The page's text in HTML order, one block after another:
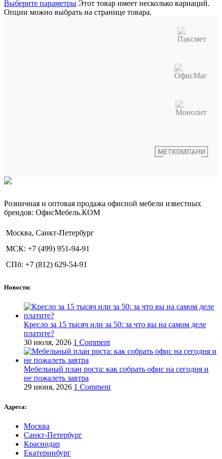
Выберите параметры Этот товар имеет несколько вариаций.
Опции можно выбрать на странице товара.
Розничная и оптовая продажа офисной мебели известных
брендов: ОфисМебель.КОМ
Москва, Санкт-Петербург
МСК: +7 (499) 951-94-91
СПб: +7 (812) 629-54-91
Новости:
Кресло за 15 тысяч или за 50: за что вы на самом деле
платите?
30 июля, 2026 1 Comment
Мебельный план роста: как собрать офис на сегодня и
не пожалеть завтра
29 июня, 2026 1 Comment
Адреса:
Москва
Санкт-Петербург
Краснодар
Екатеринбург